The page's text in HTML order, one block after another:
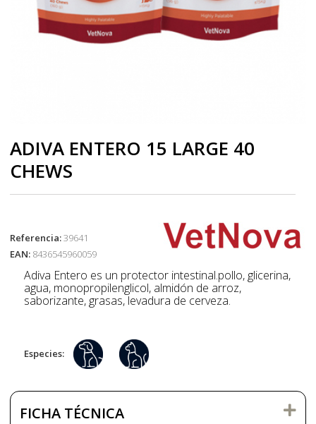
ADIVA ENTERO 15 LARGE 40
CHEWS
Referencia:39641
EAN: 8436545960059
Adiva Entero es un protector intestinal.pollo, glicerina,
agua, monopropilenglicol, almidón de arroz,
saborizante, grasas, levadura de cerveza.
Especies:
FICHA TÉCNICA